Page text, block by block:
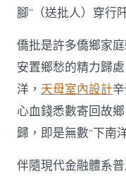
腳”（送批人）穿行
僑批是許多僑鄉家
安置鄉愁的精力歸
洋， 天母室內設計
心血錢悉數寄回故
歸，即是無數“下南
伴隨現代金融體系